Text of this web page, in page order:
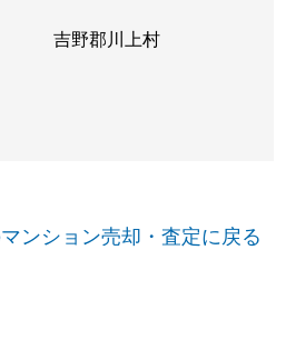
吉野郡川上村
ンション売却・査定に戻る